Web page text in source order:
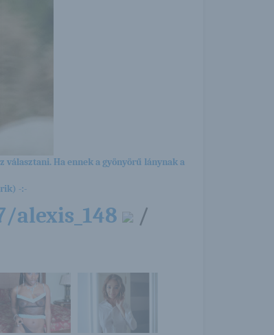
választani. Ha ennek a gyönyörű lánynak a
-:-
/